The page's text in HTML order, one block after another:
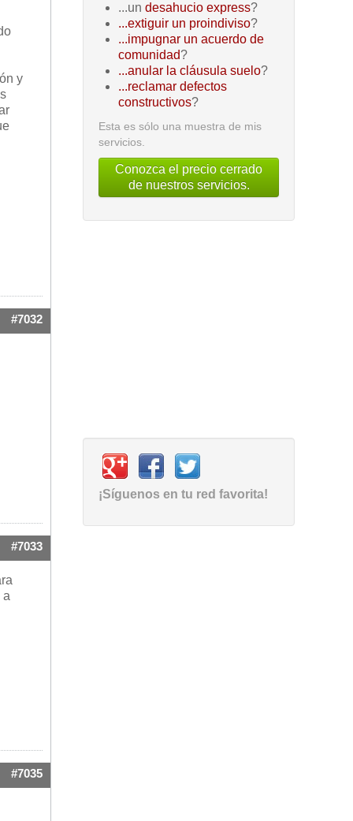
y
#7032
#7033
a
#7035
...un desahucio express?
...extiguir un proindiviso?
...impugnar un acuerdo de
comunidad?
...anular la cláusula suelo?
...reclamar defectos
constructivos?
Esta es sólo una muestra de mis
servicios.
Conozca el precio cerrado
de nuestros servicios.
¡Síguenos en tu red favorita!